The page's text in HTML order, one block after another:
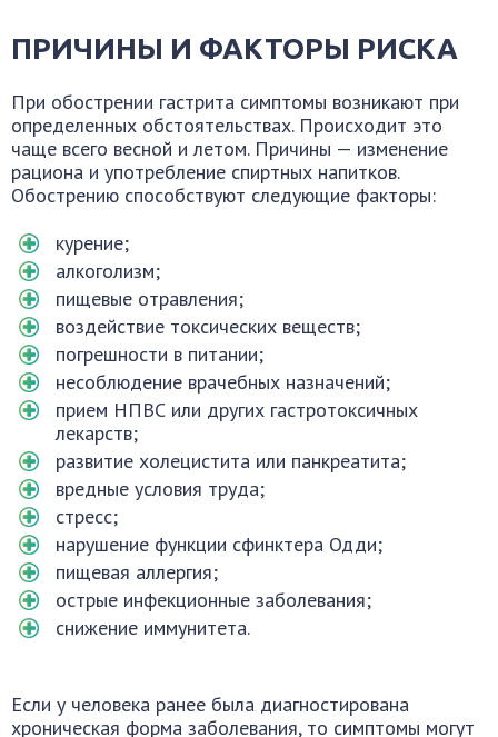
ПРИЧИНЫ И ФАКТОРЫ РИСКА
При обострении гастрита симптомы возникают при
определенных обстоятельствах. Происходит это
чаще всего весной и летом. Причины — изменение
рациона и употребление спиртных напитков.
Обострению способствуют следующие факторы:
курение;
алкоголизм;
пищевые отравления;
воздействие токсических веществ;
погрешности в питании;
несоблюдение врачебных назначений;
прием НПВС или других гастротоксичных
лекарств;
развитие холецистита или панкреатита;
вредные условия труда;
стресс;
нарушение функции сфинктера Одди;
пищевая аллергия;
острые инфекционные заболевания;
снижение иммунитета.
Если у человека ранее была диагностирована
хроническая форма заболевания, то симптомы могут